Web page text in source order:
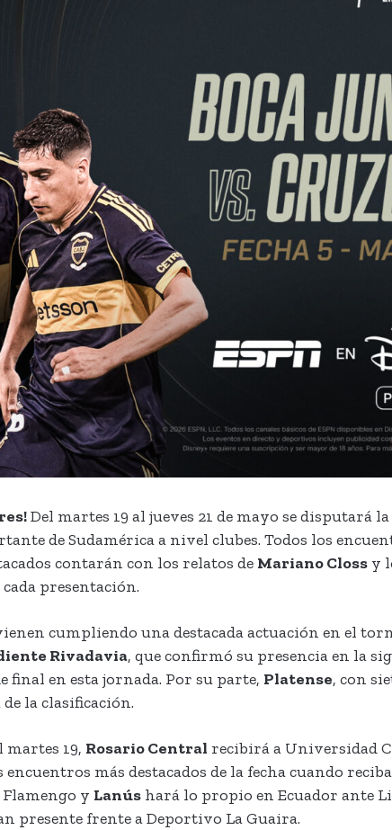
Del martes 19 al jueves 21 de mayo se disputará
de Sudamérica a nivel clubes. Todos los
contarán con los relatos de Mariano Closs y
presentación.
cumpliendo una destacada actuación en el
Rivadavia, que confirmó su presencia en la
final en esta jornada. Por su parte, Platense, con
la clasificación.
19, Rosario Central recibirá a Universidad
más destacados de la fecha cuando
y Lanús hará lo propio en Ecuador ante
presente frente a Deportivo La Guaira.